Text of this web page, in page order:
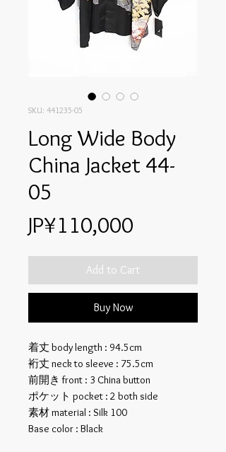
SKU: 441235-05
Long Wide Body
China Jacket 44-
05
JP¥110,000
Add to Cart
Buy Now
着丈 body length : 94.5cm
裄丈 neck to sleeve : 75.5cm
前開き front : 3 China button
ポケット pocket : 2 both side
素材 material : Silk 100
Base color : Black